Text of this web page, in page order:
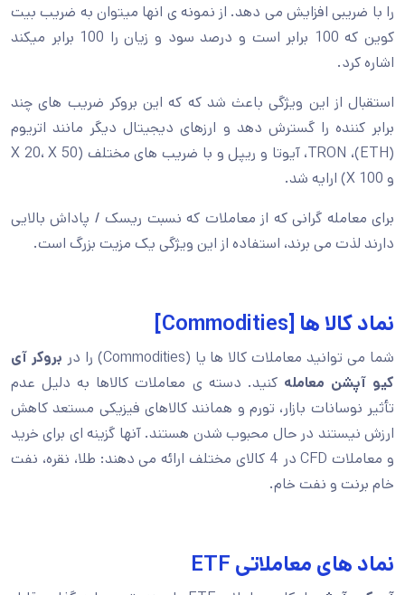
را با ضریبی افزایش می دهد. از نمونه ی انها میتوان به ضریب بیت
کوین که 100 برابر است و درصد سود و زیان را 100 برابر میکند
اشاره کرد.
استقبال از این ویژگی باعث شد که که این بروکر ضریب های چند
برابر کننده را گسترش دهد و ارزهای دیجیتال دیگر مانند اتریوم
(ETH)، TRON، آیوتا و ریپل و با ضریب های مختلف (X 20، X 50
و X 100) ارایه شد.
برای معامله گرانی که از معاملات که نسبت ریسک / پاداش بالایی
دارند لذت می برند، استفاده از این ویژگی یک مزیت بزرگ است.
نماد کالا ها [Commodities]
شما می توانید معاملات کالا ها یا (Commodities) را در
بروکر آی
کیو آپشن معامله کنید. دسته ی معاملات کالاها به دلیل عدم
تأثیر نوسانات بازار، تورم و همانند کالاهای فیزیکی مستعد کاهش
ارزش نیستند در حال محبوب شدن هستند. آنها گزینه ای برای خرید
و معاملات CFD در 4 کالای مختلف ارائه می دهند: طلا، نقره، نفت
خام برنت و نفت خام.
نماد های معاملاتی ETF